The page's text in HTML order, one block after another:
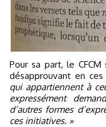
Pour sa part, le CFCM s’est exprimé sur ces actions en les
désapprouvant en
qui appartiennent à
expressément
d’autres formes
ces initiatives. »